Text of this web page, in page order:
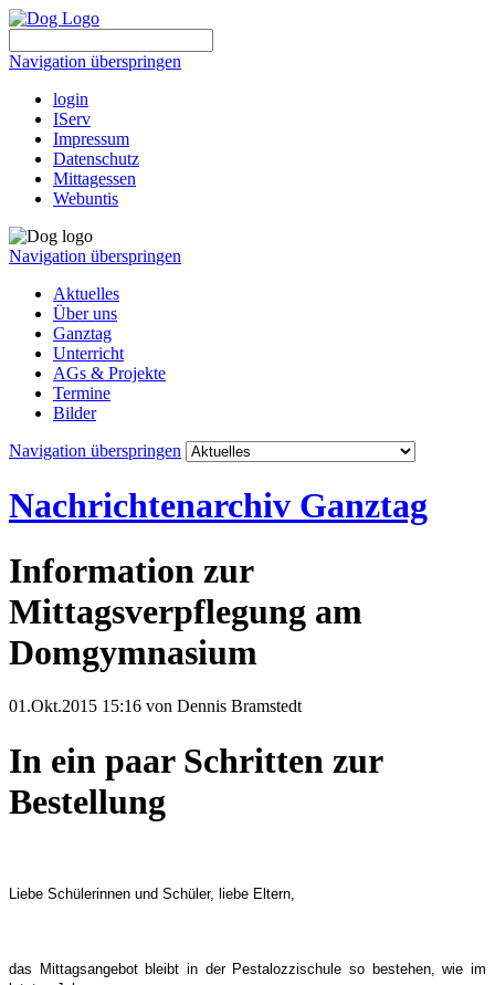
Navigation überspringen
login
IServ
Impressum
Datenschutz
Mittagessen
Webuntis
Navigation überspringen
Aktuelles
Über uns
Ganztag
Unterricht
AGs & Projekte
Termine
Bilder
Navigation überspringen
Nachrichtenarchiv Ganztag
Information zur
Mittagsverpflegung am
Domgymnasium
01.Okt.2015 15:16 von Dennis Bramstedt
In ein paar Schritten zur
Bestellung
Liebe Schülerinnen und Schüler, liebe Eltern,
das Mittagsangebot bleibt in der Pestalozzischule so bestehen, wie im